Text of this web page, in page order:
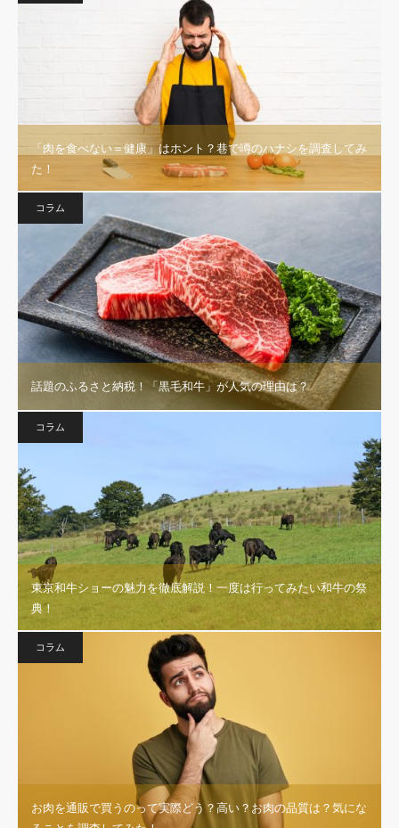
「肉を食べない＝健康」はホント？巷で噂のハナシを調査してみ
た！
コラム
話題のふるさと納税！「黒毛和牛」が人気の理由は？
コラム
東京和牛ショーの魅力を徹底解説！一度は行ってみたい和牛の祭
典！
コラム
お肉を通販で買うのって実際どう？高い？お肉の品質は？気にな